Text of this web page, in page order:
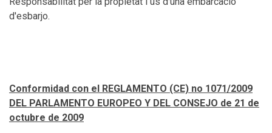
d'esbarjo.
Conformidad con el REGLAMENTO (CE) no 1071/2009
DEL PARLAMENTO EUROPEO Y DEL CONSEJO de 21 de
octubre de 2009